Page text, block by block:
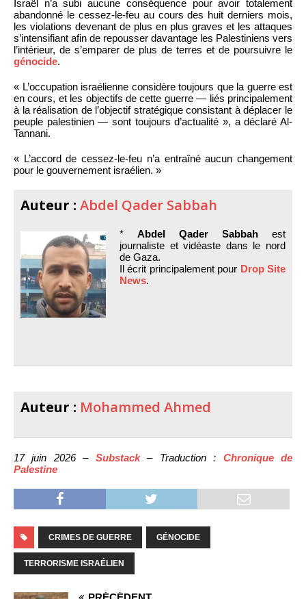
Israël n’a subi aucune conséquence pour avoir totalement
abandonné le cessez-le-feu au cours des huit derniers mois,
les violations devenant de plus en plus graves et les attaques
s’intensifiant afin de repousser davantage les Palestiniens vers
l’intérieur, de s’emparer de plus de terres et de poursuivre le
génocide.
« L’occupation israélienne considère toujours que la guerre est
en cours, et les objectifs de cette guerre — liés principalement
à la réalisation de l’objectif stratégique consistant à déplacer le
peuple palestinien — sont toujours d’actualité », a déclaré Al-
Tannani.
« L’accord de cessez-le-feu n’a entraîné aucun changement
pour le gouvernement israélien. »
Auteur : Abdel Qader Sabbah
* Abdel Qader Sabbah est
journaliste et vidéaste dans le nord
de Gaza.
Il écrit principalement pour Drop Site
News.
Auteur : Mohammed Ahmed
17 juin 2026 – Substack– Traduction : Chronique de
Palestine
CRIMES DE GUERRE GÉNOCIDE
TERRORISME ISRAÉLIEN